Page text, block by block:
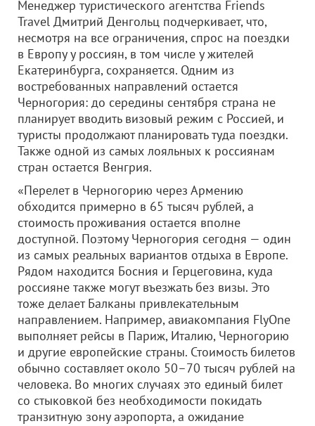
Менеджер туристического агентства Friends
Travel Дмитрий Денгольц подчеркивает, что,
несмотря на все ограничения, спрос на поездки
в Европу у россиян, в том числе у жителей
Екатеринбурга, сохраняется. Одним из
востребованных направлений остается
Черногория: до середины сентября страна не
планирует вводить визовый режим с Россией, и
туристы продолжают планировать туда поездки.
Также одной из самых лояльных к россиянам
стран остается Венгрия.
«Перелет в Черногорию через Армению
обходится примерно в 65 тысяч рублей, а
стоимость проживания остается вполне
доступной. Поэтому Черногория сегодня — один
из самых реальных вариантов отдыха в Европе.
Рядом находится Босния и Герцеговина, куда
россияне также могут въезжать без визы. Это
тоже делает Балканы привлекательным
направлением. Например, авиакомпания FlyOne
выполняет рейсы в Париж, Италию, Черногорию
и другие европейские страны. Стоимость билетов
обычно составляет около 50–70 тысяч рублей на
человека. Во многих случаях это единый билет
со стыковкой без необходимости покидать
транзитную зону аэропорта, а ожидание